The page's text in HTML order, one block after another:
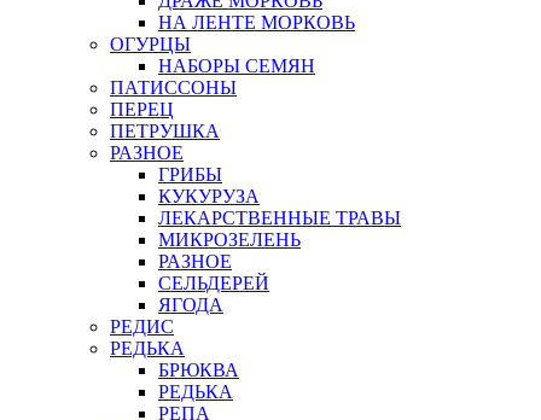
НА ЛЕНТЕ МОРКОВЬ
ОГУРЦЫ
НАБОРЫ СЕМЯН
ПАТИССОНЫ
ПЕРЕЦ
ПЕТРУШКА
РАЗНОЕ
ГРИБЫ
КУКУРУЗА
ЛЕКАРСТВЕННЫЕ ТРАВЫ
МИКРОЗЕЛЕНЬ
РАЗНОЕ
СЕЛЬДЕРЕЙ
ЯГОДА
РЕДИС
РЕДЬКА
БРЮКВА
РЕДЬКА
РЕПА